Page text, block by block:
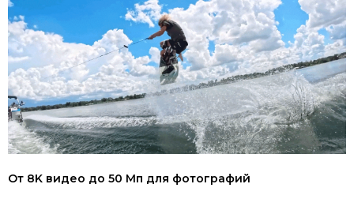
От 8K видео до 50 Мп для фотографий